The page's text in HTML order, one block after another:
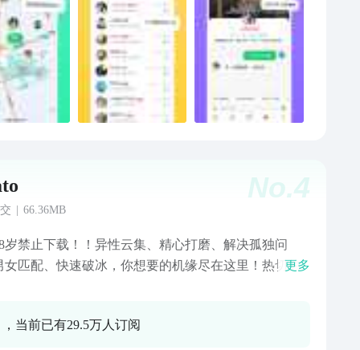
户反馈】 如果您有意见和建议，欢迎
们： 官方网站：lianxinapp.com 客服邮箱：
客服电话：021 38275817
No.4
66.36MB
岁禁止下载！！异性云集、精心打磨、解决孤独问
女匹配、快速破冰，你想要的机缘尽在这里！热切的
更多
当前已有29.5万人订阅